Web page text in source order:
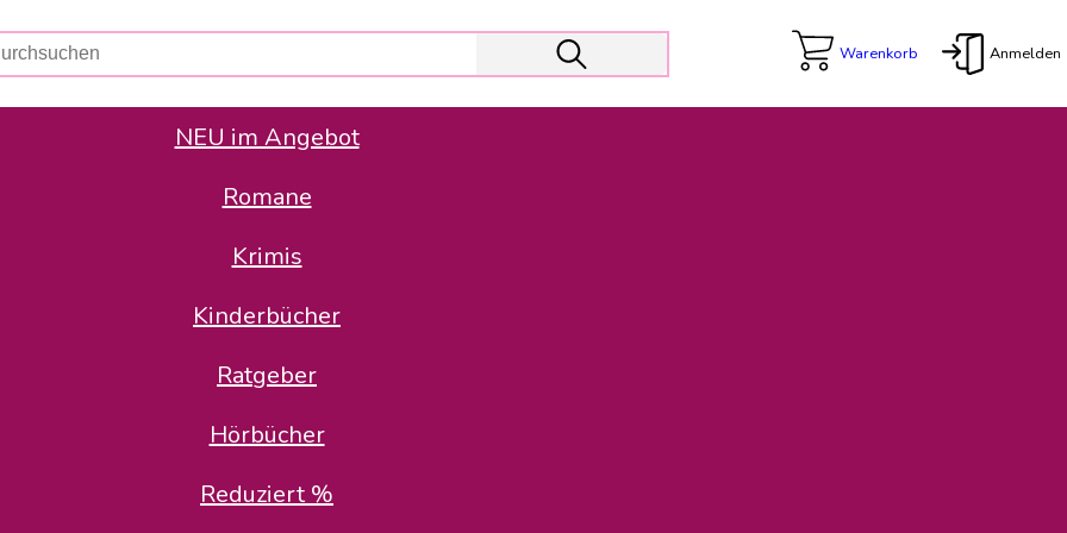
Warenkorb Anmelden
NEU im Angebot
Romane
Krimis
Kinderbücher
Ratgeber
Hörbücher
Reduziert %
Avus Buch & Medien GmbH
zurück: Karl-Otto Binder übernimmt die Geschäftsführung. Er wird unterstützt von den Prokuristen Kerstin Walter und Kai
welche die AVUS langfristig begleiten möchten, freut sich das operative Management auf die Weiterentwicklung
in der Schanzenstr. 13, 51063 Köln und führt dort den operativen Betrieb in gewohntem Umfang fort.
Rufnummern und E-Mail- Adressen erreichbar.